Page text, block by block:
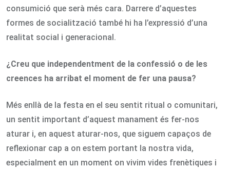
consumició que serà més cara. Darrere d’aquestes
formes de socialització també hi ha l’expressió d’una
realitat social i generacional.
¿Creu que independentment de la confessió o de les
creences ha arribat el moment de fer una pausa?
Més enllà de la festa en el seu sentit ritual o comunitari,
un sentit important d’aquest manament és fer-nos
aturar i, en aquest aturar-nos, que siguem capaços de
reflexionar cap a on estem portant la nostra vida,
especialment en un moment on vivim vides frenètiques i